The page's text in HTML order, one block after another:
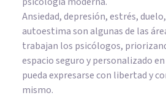
Ansiedad, depresión, estrés,
autoestima son algunas de las
trabajan los psicólogos,
espacio seguro y personalizado
pueda expresarse con libertad y
mismo.